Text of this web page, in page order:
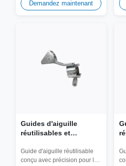
MC1-6....
Demandez maintenant
Guides d'aiguille
réutilisables et
JSM-166 pour sonde
SonoScape C322
Guide d'aiguille réutilisable
conçu avec précision pour les